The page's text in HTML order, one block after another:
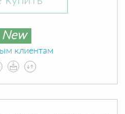
New
клиентам